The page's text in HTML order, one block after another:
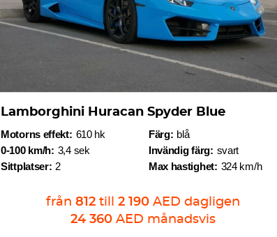
Lamborghini Huracan Spyder Blue
Motorns effekt: 610 hk
0-100 km/h: 3,4 sek
Sittplatser: 2
Färg: blå
Invändig färg: svart
Max hastighet: 324 km/h
från 812 till 2 190 AED dagligen
24 360 AED månadsvis